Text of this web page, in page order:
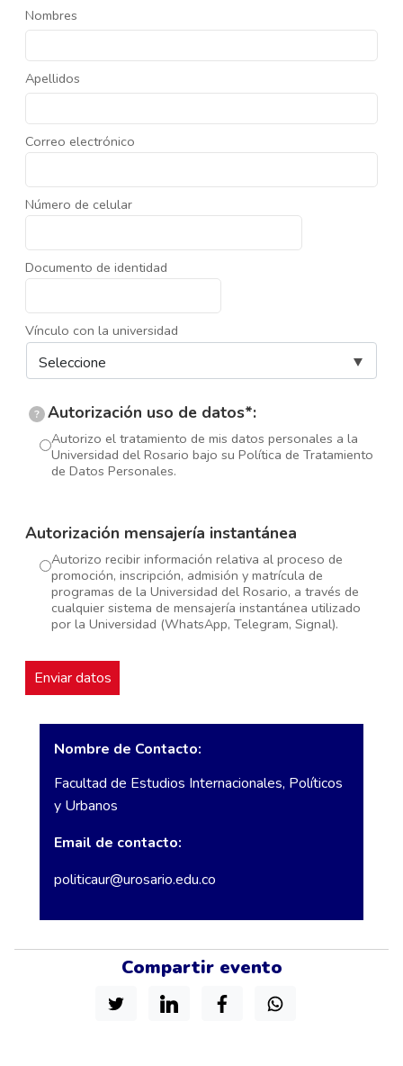
Nombres
Apellidos
Correo electrónico
Número de celular
Documento de identidad
Vínculo con la universidad
? Autorización uso de datos*:
Autorizo el tratamiento de mis datos personales a la
Universidad del Rosario bajo su Política de Tratamiento
de Datos Personales.
Autorización mensajería instantánea
Autorizo recibir información relativa al proceso de
promoción, inscripción, admisión y matrícula de
programas de la Universidad del Rosario, a través de
cualquier sistema de mensajería instantánea utilizado
por la Universidad (WhatsApp, Telegram, Signal).
Nombre de Contacto:
Facultad de Estudios Internacionales, Políticos
y Urbanos
Email de contacto:
politicaur@urosario.edu.co
Compartir evento